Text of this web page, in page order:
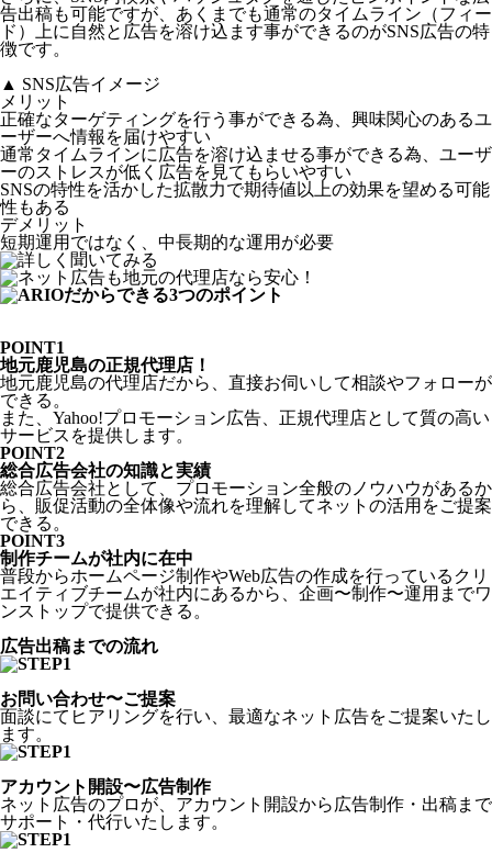
告出稿も可能ですが、あくまでも通常のタイムライン（フィー
ド）上に自然と広告を溶け込ます事ができるのがSNS広告の特
徴です。
▲ SNS広告イメージ
メリット
正確なターゲティングを行う事ができる為、 興味関心のあるユ
ーザーへ情報を届けやすい
通常タイムラインに広告を溶け込ませる事ができる為、 ユーザ
ーのストレスが低く広告を見てもらいやすい
SNSの特性を活かした拡散力で期待値以上の効果を望める可能
性もある
デメリット
短期運用ではなく、中長期的な運用が必要
POINT1
地元鹿児島の正規代理店！
地元鹿児島の代理店だから、直接お伺いして相談やフォローが
できる。
また、Yahoo!プロモーション広告、正規代理店として質の高い
サービスを提供します。
POINT2
総合広告会社の知識と実績
総合広告会社として、 プロモーション全般のノウハウがあるか
ら、販促活動の全体像や流れを理解してネットの活用をご提案
できる。
POINT3
制作チームが社内に在中
普段からホームページ制作やWeb広告の作成を行っている クリ
エイティブチームが社内にあるから、企画〜制作〜運用までワ
ンストップで提供できる。
広告出稿までの流れ
お問い合わせ〜ご提案
面談にてヒアリングを行い、最適なネット広告をご提案いたし
ます。
アカウント開設〜広告制作
ネット広告のプロが、アカウント開設から広告制作・出稿まで
サポート・代行いたします。